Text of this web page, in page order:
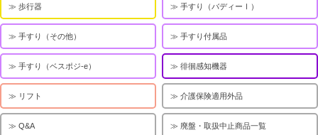
歩行器 手すり（バディーⅠ）
手すり（その他） 手すり付属品
手すり（ベスポジ-e） 徘徊感知機器
リフト 介護保険適用外品
Q&A 廃盤・取扱中止商品一覧